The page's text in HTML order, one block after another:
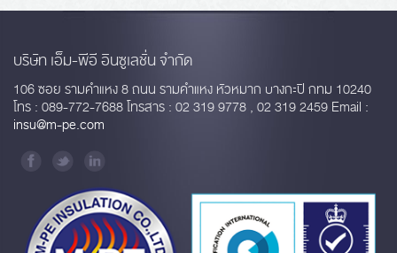
บริษัท เอ็ม-พีอี อินซูเลชั่น จำกัด
106 ซอย รามคำแหง 8 ถนน รามคำแหง หัวหมาก บางกะปิ กทม 10240
โทร : 089-772-7688 โทรสาร : 02 319 9778 , 02 319 2459 Email :
insu@m-pe.com